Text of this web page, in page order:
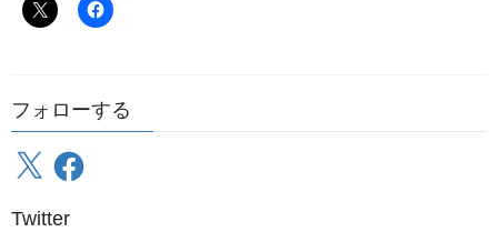
フォローする
X Facebook
Twitter